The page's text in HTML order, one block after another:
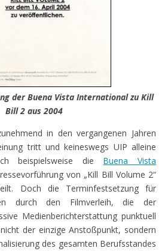
der Buena Vista International zu Kill
Bill 2 aus 2004
in den vergangenen Jahren
tritt und keineswegs UIP alleine
beispielsweise die Buena Vista
von „Kill Bill Volume 2“
Doch die Terminfestsetzung für
durch den Filmverleih, die der
Medienberichterstattung punktuell
der einzige Anstoßpunkt, sondern
des gesamten Berufsstandes